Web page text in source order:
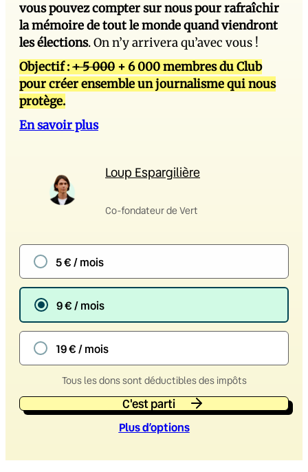
vous pouvez compter sur nous pour rafraîchir
la mémoire de tout le monde quand viendront
les élections. On n’y arrivera qu’avec vous !
Objectif :+ 5 000 + 6 000 membres du Club
pour créer ensemble un journalisme qui nous
protège.
En savoir plus
Loup Espargilière
Co-fondateur de Vert
5 € / mois
9 € / mois
19 € / mois
Tous les dons sont déductibles des impôts
C'est parti
Plus d’options